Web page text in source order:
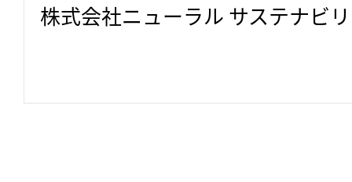
株式会社ニューラル サステナビ